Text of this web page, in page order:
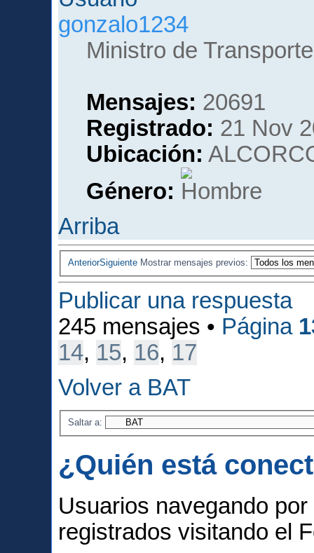
gonzalo1234
Ministro de Transporte
Mensajes: 20691
Registrado: 21 Nov
Ubicación:
Género:
Arriba
AnteriorSiguiente Mostrar mensajes previos:
Publicar una respuesta
245 mensajes • Página
14, 15, 16, 17
Volver a BAT
Saltar a:
¿Quién está
Usuarios navegando
registrados visitando el